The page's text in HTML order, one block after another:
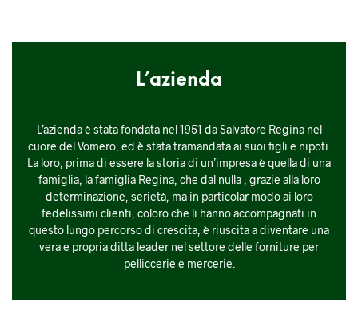
L’azienda
L’azienda è stata fondata nel 1951 da Salvatore Regina nel
cuore del Vomero, ed è stata tramandata ai suoi figli e nipoti.
La loro, prima di essere la storia di un’impresa è quella di una
famiglia, la famiglia Regina, che dal nulla , grazie alla loro
determinazione, serietà, ma in particolar modo ai loro
fedelissimi clienti, coloro che li hanno accompagnati in
questo lungo percorso di crescita, è riuscita a diventare una
vera e propria ditta leader nel settore delle forniture per
pelliccerie e mercerie.